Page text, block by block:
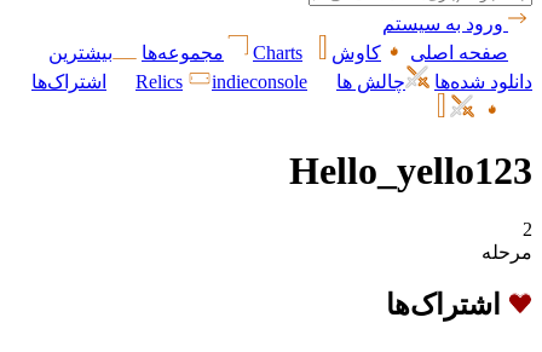
ورود به سیستم
صفحه اصلی
کاوش Charts مجموعه‌ها
بیشترین
دانلود شده‌ها
چالش ها Relics indieconsole اشتراک‌ها
Hello_yello123
2
مرحله
اشتراک‌ها